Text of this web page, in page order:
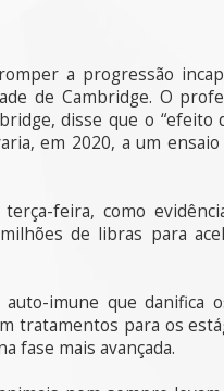
a progressão
de Cambridge. O
disse que o “efeito
em 2020, a um ensaio
feira, como
de libras para
imune que danifica
tratamentos para os
fase mais avançada.